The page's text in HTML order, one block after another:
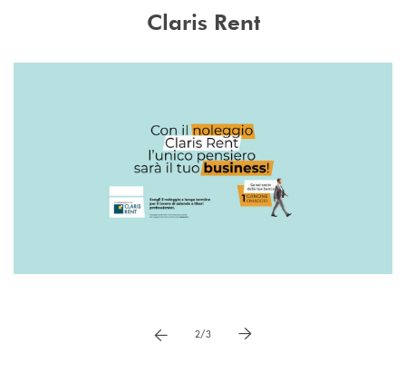
Claris Rent
vai a immagne precedente
2/3 vai a immagine successiva